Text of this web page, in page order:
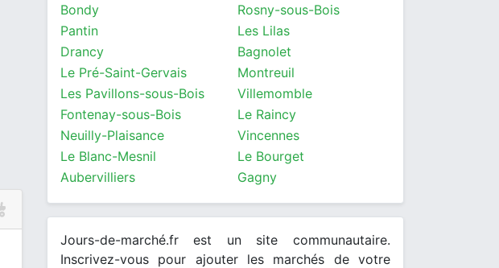
Bondy
Rosny-sous-Bois
Pantin
Les Lilas
Drancy
Bagnolet
Le Pré-Saint-Gervais
Montreuil
Les Pavillons-sous-Bois
Villemomble
Fontenay-sous-Bois
Le Raincy
Neuilly-Plaisance
Vincennes
Le Blanc-Mesnil
Le Bourget
Aubervilliers
Gagny
Jours-de-marché.fr est un site communautaire.
Inscrivez-vous pour ajouter les marchés de votre